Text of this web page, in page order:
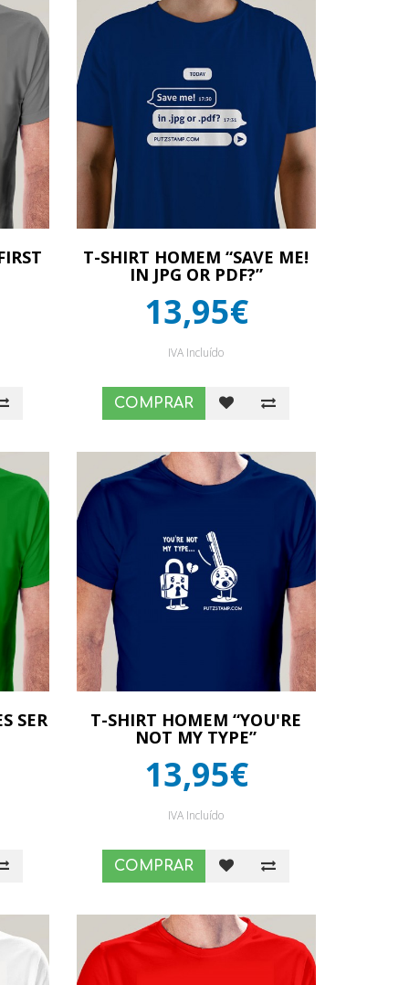
T-SHIRT HOMEM “SAVE ME!
IN JPG OR PDF?”
13,95€
IVA Incluído
COMPRAR
SER T-SHIRT HOMEM “YOU'RE
NOT MY TYPE”
13,95€
IVA Incluído
COMPRAR